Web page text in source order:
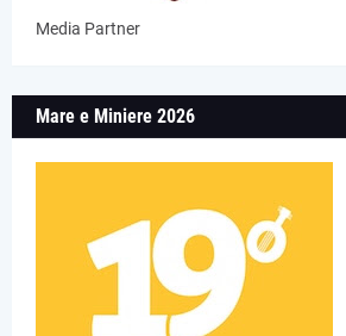
Media Partner
Mare e Miniere 2026